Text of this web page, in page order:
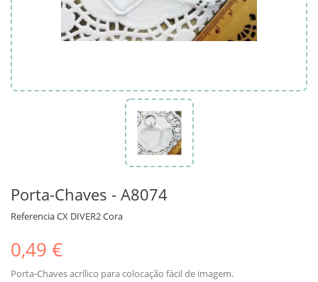
Porta-Chaves - A8074
ReferenciaCX DIVER2 Cora
0,49 €
Porta-Chaves acrílico para colocação fácil de imagem.